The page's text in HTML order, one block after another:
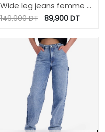
Wide leg jeans femme -
WIDED
149,900DT 89,900 DT